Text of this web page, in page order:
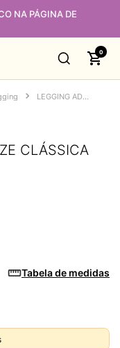
NA PÁGINA DE
0
LEGGING ADAPTIV PLUS SIZE CLÁSSICA AZUL MARINHO
CLÁSSICA
Tabela de medidas